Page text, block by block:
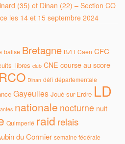
(35) et Dinan (22) – Section CO
les 14 et 15 septembre 2024
balise Bretagne BZH Caen CFC
club CNE course au score
Dinan défi départementale
Gayeulles Joué-sur-Erdre LD
nationale nocturne nuit
Quimperlé raid relais
du Cormier semaine fédérale